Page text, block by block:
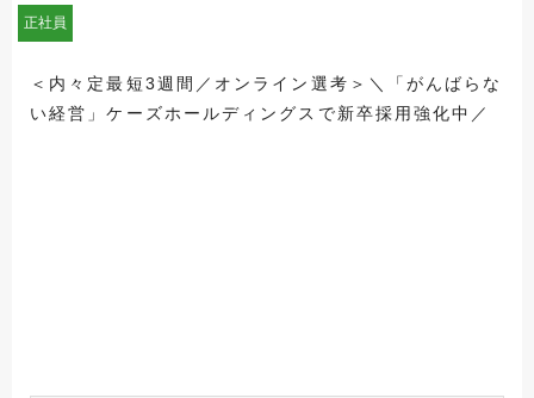
正社員
＜内々定最短3週間／オンライン選考＞＼「がんばらな
い経営」ケーズホールディングスで新卒採用強化中／